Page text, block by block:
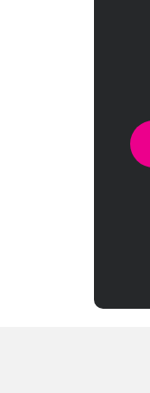
más te interese, con